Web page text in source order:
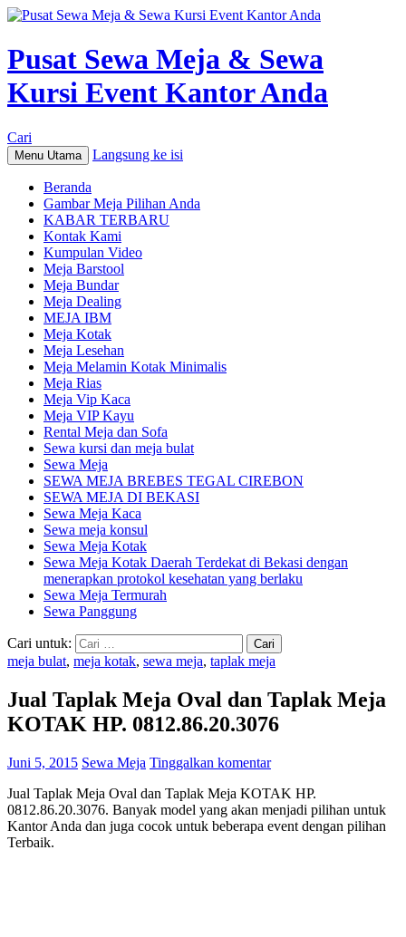
Pusat Sewa Meja & Sewa
Kursi Event Kantor Anda
Cari
Menu Utama Langsung ke isi
Beranda
Gambar Meja Pilihan Anda
KABAR TERBARU
Kontak Kami
Kumpulan Video
Meja Barstool
Meja Bundar
Meja Dealing
MEJA IBM
Meja Kotak
Meja Lesehan
Meja Melamin Kotak Minimalis
Meja Rias
Meja Vip Kaca
Meja VIP Kayu
Rental Meja dan Sofa
Sewa kursi dan meja bulat
Sewa Meja
SEWA MEJA BREBES TEGAL CIREBON
SEWA MEJA DI BEKASI
Sewa Meja Kaca
Sewa meja konsul
Sewa Meja Kotak
Sewa Meja Kotak Daerah Terdekat di Bekasi dengan
menerapkan protokol kesehatan yang berlaku
Sewa Meja Termurah
Sewa Panggung
Cari untuk:
meja bulat, meja kotak, sewa meja, taplak meja
Jual Taplak Meja Oval dan Taplak Meja
KOTAK HP. 0812.86.20.3076
Juni 5, 2015 Sewa Meja Tinggalkan komentar
Jual Taplak Meja Oval dan Taplak Meja KOTAK HP.
0812.86.20.3076. Banyak model yang akan menjadi pilihan untuk
Kantor Anda dan juga cocok untuk beberapa event dengan pilihan
Terbaik.